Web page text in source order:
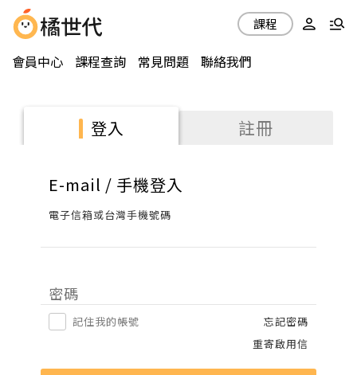
會員中心 課程查詢 常見問題 聯絡我們
課程
登入 註冊
E-mail / 手機登入
電子信箱或台灣手機號碼
密碼
記住我的帳號
忘記密碼
重寄啟用信